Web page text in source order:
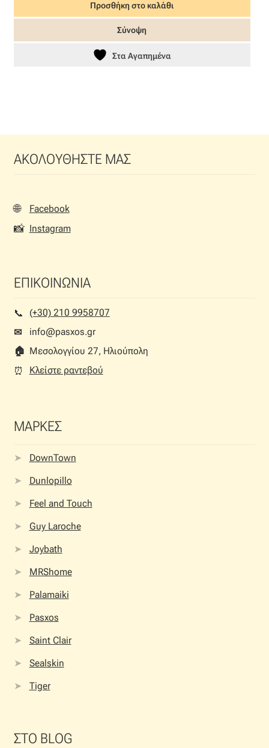
was:
23,90 €.
τιμή
είναι:
Προσθήκη στο καλάθι
Σύνοψη
Στα Αγαπημένα
ΑΚΟΛΟΥΘΗΣΤΕ ΜΑΣ
🌐 Facebook
📸 Instagram
ΕΠΙΚΟΙΝΩΝΙΑ
📞︎
(+30) 210 9958707
✉
info@pasxos.gr
🏠︎ Μεσολογγίου 27, Ηλιούπολη
⏰︎
Κλείστε ραντεβού
ΜΑΡΚΕΣ
DownTown
Dunlopillo
Feel and Touch
Guy Laroche
Joybath
MRShome
Palamaiki
Pasxos
Saint Clair
Sealskin
Tiger
ΣΤΟ BLOG